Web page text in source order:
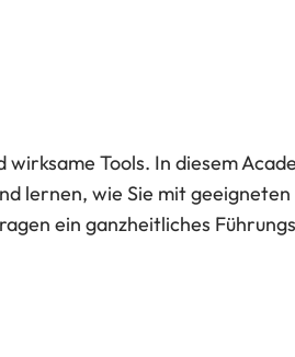
Tools. In diesem
lernen, wie Sie mit
ein ganzheitliches